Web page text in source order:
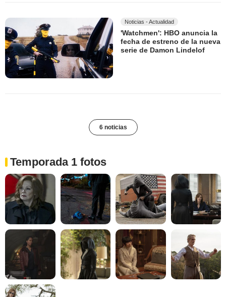
Noticias - Actualidad
'Watchmen': HBO anuncia la
fecha de estreno de la nueva
serie de Damon Lindelof
6 noticias
Temporada 1 fotos